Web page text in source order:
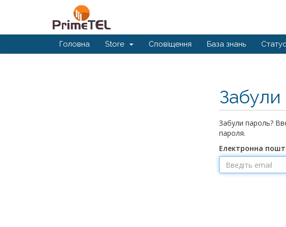
Головна Store Сповіщення База знань
Забули
Забули пароль?
пароля.
Електронна